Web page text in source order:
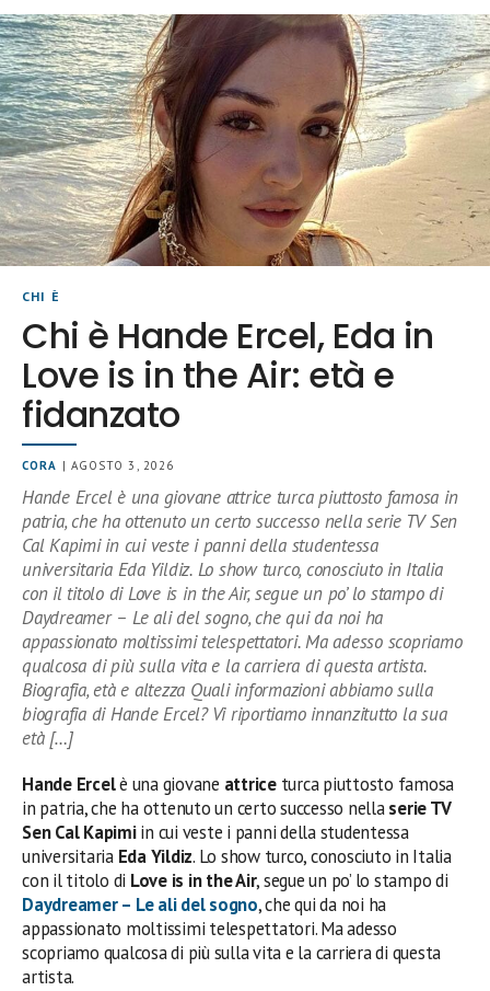
CHI È
Chi è Hande Ercel, Eda in
Love is in the Air: età e
fidanzato
CORA | AGOSTO 3, 2026
Hande Ercel è una giovane attrice turca piuttosto famosa in
patria, che ha ottenuto un certo successo nella serie TV Sen
Cal Kapimi in cui veste i panni della studentessa
universitaria Eda Yildiz. Lo show turco, conosciuto in Italia
con il titolo di Love is in the Air, segue un po’ lo stampo di
Daydreamer – Le ali del sogno, che qui da noi ha
appassionato moltissimi telespettatori. Ma adesso scopriamo
qualcosa di più sulla vita e la carriera di questa artista.
Biografia, età e altezza Quali informazioni abbiamo sulla
biografia di Hande Ercel? Vi riportiamo innanzitutto la sua
età […]
Hande Ercelè una giovane attriceturca piuttosto famosa
in patria, che ha ottenuto un certo successo nellaserie TV
Sen Cal Kapimiin cui veste i panni della studentessa
universitaria Eda Yildiz. Lo show turco, conosciuto in Italia
con il titolo di Love is in the Air, segue un po’ lo stampo di
Daydreamer – Le ali del sogno, che qui da noi ha
appassionato moltissimi telespettatori. Ma adesso
scopriamo qualcosa di più sulla vita e la carriera di questa
artista.